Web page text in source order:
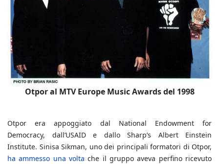
Otpor al MTV Europe Music Awards del 1998
Otpor era appoggiato dal National Endowment for
Democracy, dall’USAID e dallo Sharp’s Albert Einstein
Institute. Sinisa Sikman, uno dei principali formatori di Otpor,
ha ammesso una volta che il gruppo aveva perfino ricevuto